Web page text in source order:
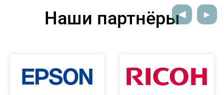
Наши партнёры